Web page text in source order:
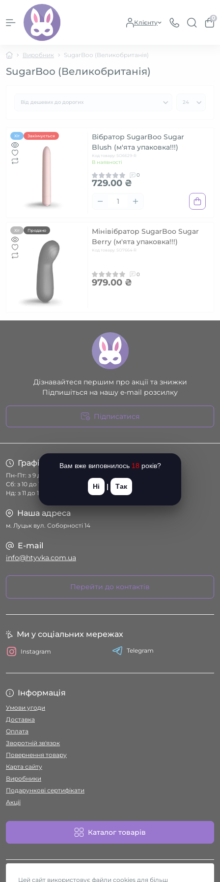
Клієнту
0
Виробник SugarBoo (Великобританія)
SugarBoo (Великобританія)
Хіт Закінчується
Вібратор SugarBoo Sugar
Blush (м'ята упаковка!!!)
Код товару: SO6629-R
В наявності
0
729.00 ₴
Хіт Продано
Мінівібратор SugarBoo Sugar
Berry (м'ята упаковка!!!)
Код товару: SO7664-R
0
979.00 ₴
Дізнавайтеся першим про акції та знижки
Підпишіться на нашу e-mail розсилку
Підписатися
Графік роботи
Пн-Пт: з 9 до 18
Сб: з 10 до 17
Нд: з 11 до 16
Наша адреса
м. Луцьк вул. Соборності 14
E-mail
info@htyvka.com.ua
Перейти до контактів
Інформація
Умови угоди
Доставка
Оплата
Зворотній зв'язок
Повернення товару
Карта сайту
Виробники
Подарункові сертифікати
Акції
Каталог товарів
Ми у соціальних мережах
Instagram Telegram
Вам вже виповнилось 18 років?
Ні | Так
Цей сайт використовує файли cookies для більш